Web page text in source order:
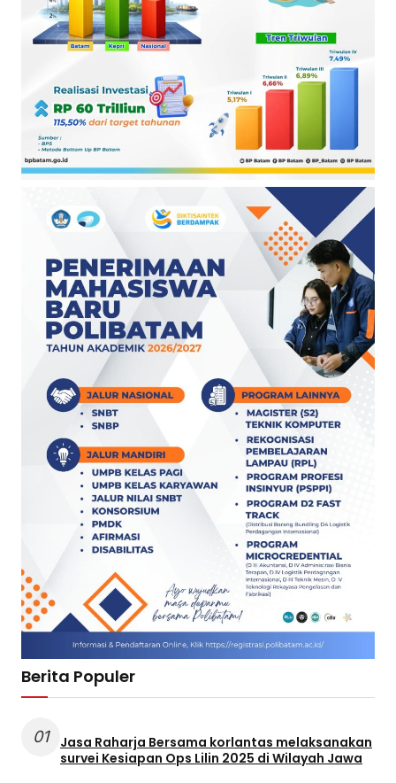
Berita Populer
01
Jasa Raharja Bersama korlantas melaksanakan
survei Kesiapan Ops Lilin 2025 di Wilayah Jawa